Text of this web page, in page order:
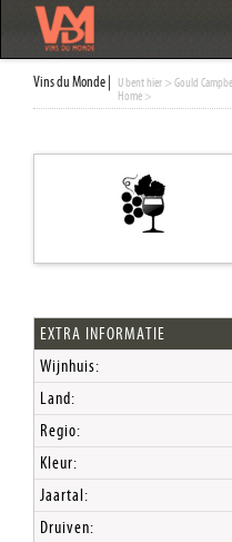
Vins du Monde |
U bent hier
Home >
> Gould
EXTRA INFORMATIE
Wijnhuis:
Land:
Regio:
Kleur:
Jaartal:
Druiven: